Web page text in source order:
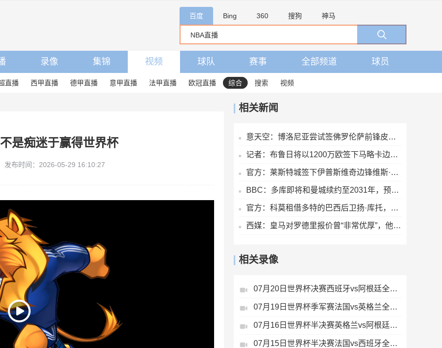
百度 Bing 360 搜狗 神马
录像 集锦 视频 球队 赛事 全部频道 球员
直播 西甲直播 德甲直播 意甲直播 法甲直播 欧冠直播 综合 搜索 视频
是痴迷于赢得世界杯
发布时间：2026-05-29 16:10:27
相关新闻
意天空：博洛尼亚尝试签佛罗伦萨前锋皮科利 已准备永久转会报价
记者：布鲁日将以1200万欧签下马略卡边锋比尔希利，签约至2030年
官方：莱斯特城签下伊普斯维奇边锋维斯·伯恩斯，签约3年
BBC：多库即将和曼城续约至2031年，预计下周官宣
官方：科莫租借多特的巴西后卫扬·库托，租期一个赛季
西媒：皇马对罗德里报价曾“非常优厚”，他们不会再签下其他中场
相关录像
07月20日世界杯决赛西班牙vs阿根廷全场录像
07月19日世界杯季军赛法国vs英格兰全场录像
07月16日世界杯半决赛英格兰vs阿根廷全场录像
07月15日世界杯半决赛法国vs西班牙全场录像